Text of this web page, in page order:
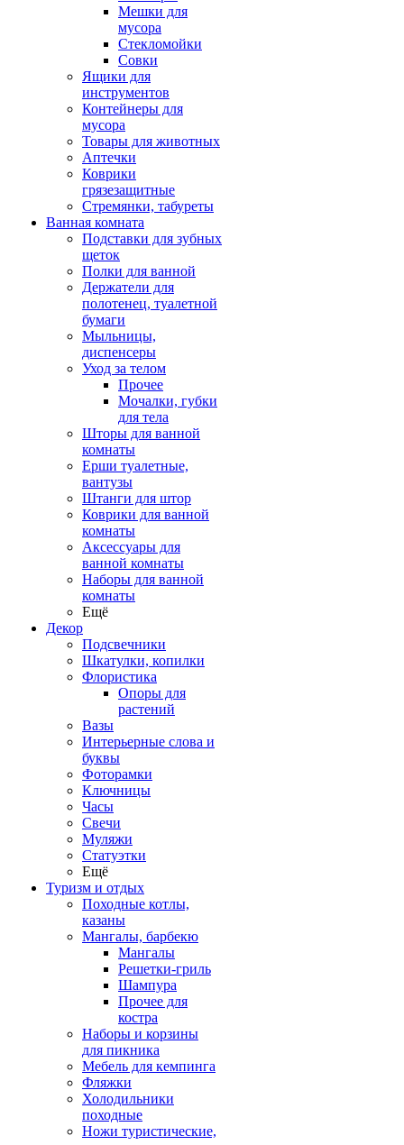
Мешки для
мусора
Стекломойки
Совки
Ящики для
инструментов
Контейнеры для
мусора
Товары для животных
Аптечки
Коврики
грязезащитные
Стремянки, табуреты
Ванная комната
Подставки для зубных
щеток
Полки для ванной
Держатели для
полотенец, туалетной
бумаги
Мыльницы,
диспенсеры
Уход за телом
Прочее
Мочалки, губки
для тела
Шторы для ванной
комнаты
Ерши туалетные,
вантузы
Штанги для штор
Коврики для ванной
комнаты
Аксессуары для
ванной комнаты
Наборы для ванной
комнаты
Ещё
Декор
Подсвечники
Шкатулки, копилки
Флористика
Опоры для
растений
Вазы
Интерьерные слова и
буквы
Фоторамки
Ключницы
Часы
Свечи
Муляжи
Статуэтки
Ещё
Туризм и отдых
Походные котлы,
казаны
Мангалы, барбекю
Мангалы
Решетки-гриль
Шампура
Прочее для
костра
Наборы и корзины
для пикника
Мебель для кемпинга
Фляжки
Холодильники
походные
Ножи туристические,